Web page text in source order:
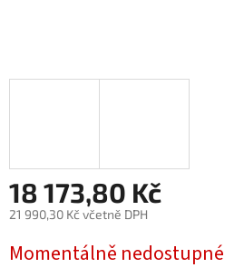
18 173,80 Kč
21 990,30 Kč včetně DPH
cena:
Momentálně nedostupné